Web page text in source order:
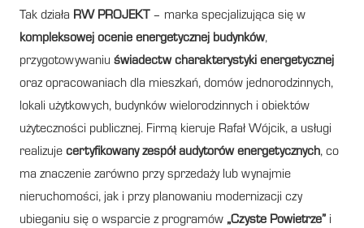
Tak działa RW PROJEKT – marka specjalizująca się w
kompleksowej ocenie energetycznej budynków,
przygotowywaniu świadectw charakterystyki energetycznej
oraz opracowaniach dla mieszkań, domów jednorodzinnych,
lokali użytkowych, budynków wielorodzinnych i obiektów
użyteczności publicznej. Firmą kieruje Rafał Wójcik, a usługi
realizuje certyfikowany zespół audytorów energetycznych, co
ma znaczenie zarówno przy sprzedaży lub wynajmie
nieruchomości, jak i przy planowaniu modernizacji czy
ubieganiu się o wsparcie z programów „Czyste Powietrze” i